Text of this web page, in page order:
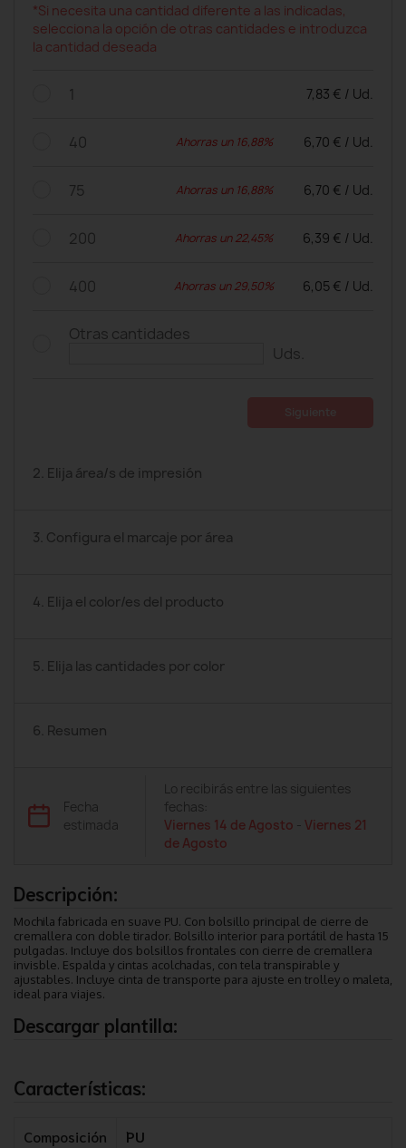
*Si necesita una cantidad diferente a las indicadas,
selecciona la opción de otras cantidades e introduzca
la cantidad deseada
1 7,83 € / Ud.
40 Ahorras un 16,88% 6,70 € / Ud.
75 Ahorras un 16,88% 6,70 € / Ud.
200 Ahorras un 22,45% 6,39 € / Ud.
400 Ahorras un 29,50% 6,05 € / Ud.
Otras cantidades
Uds.
2. Elija área/s de impresión
3. Configura el marcaje por área
4. Elija el color/es del producto
5. Elija las cantidades por color
6. Resumen
Fecha
estimada
Lo recibirás entre las siguientes
fechas:
Viernes 14 de Agosto -Viernes 21
de Agosto
Descripción:
Mochila fabricada en suave PU. Con bolsillo principal de cierre de
cremallera con doble tirador. Bolsillo interior para portátil de hasta 15
pulgadas. Incluye dos bolsillos frontales con cierre de cremallera
invisble. Espalda y cintas acolchadas, con tela transpirable y
ajustables. Incluye cinta de transporte para ajuste en trolley o maleta,
ideal para viajes.
Descargar plantilla:
Características:
Composición
PU